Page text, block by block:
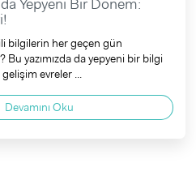
Yepyeni Bir Dönem:
bilgilerin her geçen gün
Bu yazımızda da yepyeni bir bilgi
evreler ...
Devamını Oku